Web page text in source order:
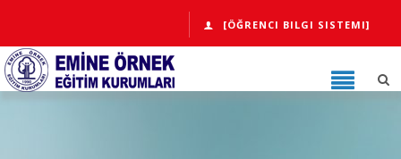
[ÖĞRENCI BILGI SISTEMI]